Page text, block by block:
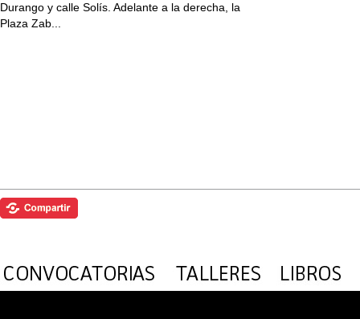
Durango y calle Solís. Adelante a la derecha, la
Plaza Zab...